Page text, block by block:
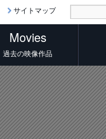
サイトマップ
Movies
過去の映像作品